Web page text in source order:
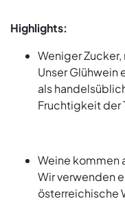
Highlights:
Weniger
Unser
als
Fruchtigkeit der
Weine kommen
Wir verwenden
österreichische